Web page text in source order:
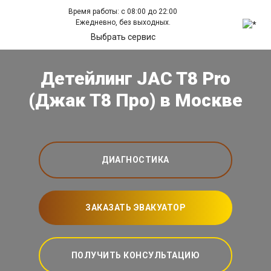
Время работы: с 08:00 до 22:00
Ежедневно, без выходных.
Выбрать сервис
Детейлинг JAC T8 Pro
(Джак Т8 Про) в Москве
ДИАГНОСТИКА
ЗАКАЗАТЬ ЭВАКУАТОР
ПОЛУЧИТЬ КОНСУЛЬТАЦИЮ